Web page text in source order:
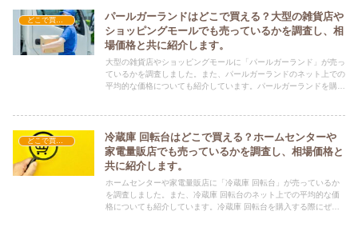
どこで買える？-雑貨
パールガーランドはどこで買える？大型の雑貨店や
ショッピングモールでも売っているかを調査し、相
場価格と共に紹介します。
大型の雑貨店やショッピングモールに「パールガーランド」が売っ
ているかを調査しました。また、パールガーランドのネット上での
平均的な価格についても紹介しています。パールガーランドを購入
どこで買える？-雑貨
冷蔵庫 回転台はどこで買える？ホームセンターや
家電量販店でも売っているかを調査し、相場価格と
共に紹介します。
ホームセンターや家電量販店に「冷蔵庫 回転台」が売っているか
を調査しました。また、冷蔵庫 回転台のネット上での平均的な価
格についても紹介しています。冷蔵庫 回転台を購入する際にぜひ